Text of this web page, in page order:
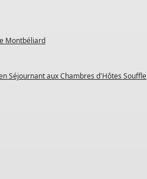
Montbéliard
Séjournant aux Chambres d'Hôtes Souffle